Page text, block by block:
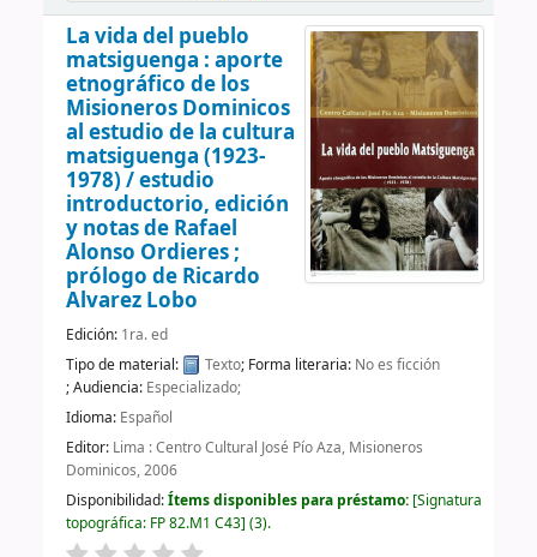
La vida del pueblo
matsiguenga : aporte
etnográfico de los
Misioneros Dominicos
al estudio de la cultura
matsiguenga (1923-
1978) /estudio
introductorio, edición
y notas de Rafael
Alonso Ordieres ;
prólogo de Ricardo
Alvarez Lobo
Edición: 1ra. ed
Tipo de material:
Texto; Forma literaria: No es ficción
; Audiencia: Especializado;
Idioma: Español
Editor: Lima : Centro Cultural José Pío Aza, Misioneros
Dominicos, 2006
Disponibilidad:Ítems disponibles para préstamo: Signatura
topográfica: FP 82.M1 C43 (3).